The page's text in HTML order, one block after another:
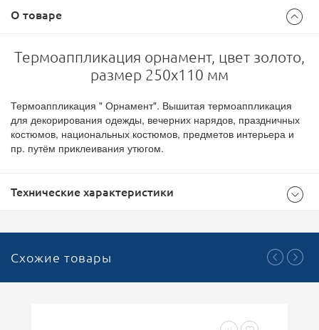
О товаре
Термоаппликация орнамент, цвет золото,
размер 250х110 мм
Термоаппликация " Орнамент". Вышитая термоаппликация
для декорирования одежды, вечерних нарядов, праздничных
костюмов, национальных костюмов, предметов интерьера и
пр. путём приклеивания утюгом.
Технические характеристики
Схожие товары